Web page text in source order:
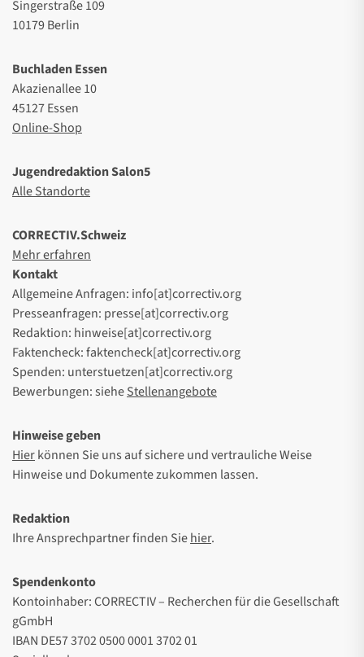
Singerstraße 109
10179 Berlin
Buchladen Essen
Akazienallee 10
45127 Essen
Online-Shop
Jugendredaktion Salon5
Alle Standorte
CORRECTIV.Schweiz
Mehr erfahren
Kontakt
Allgemeine Anfragen: info[at]correctiv.org
Presseanfragen: presse[at]correctiv.org
Redaktion: hinweise[at]correctiv.org
Faktencheck: faktencheck[at]correctiv.org
Spenden: unterstuetzen[at]correctiv.org
Bewerbungen: sieheStellenangebote
Hinweise geben
Hierkönnen Sie uns auf sichere und vertrauliche Weise
Hinweise und Dokumente zukommen lassen.
Redaktion
Ihre Ansprechpartner finden Siehier.
Spendenkonto
Kontoinhaber: CORRECTIV – Recherchen für die Gesellschaft
gGmbH
IBAN DE57 3702 0500 0001 3702 01